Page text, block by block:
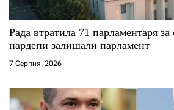
Рада втратила 71 парламентаря за
нардепи залишали парламент
7 Серпня, 2026